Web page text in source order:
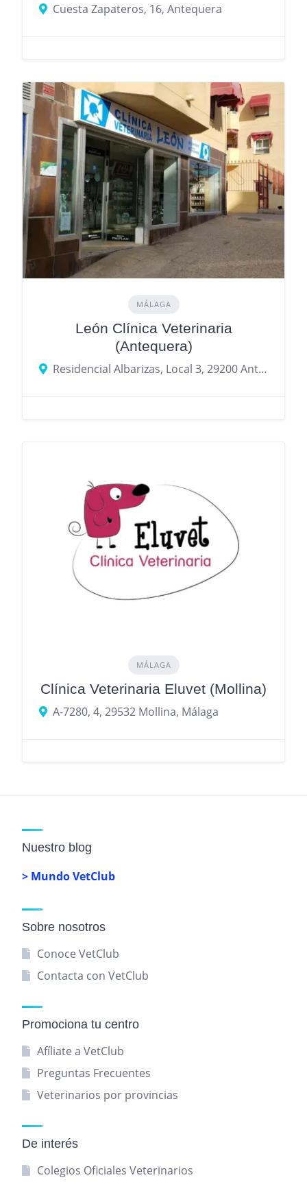
Cuesta Zapateros, 16, Antequera
MÁLAGA
León Clínica Veterinaria
(Antequera)
Residencial Albarizas, Local 3, 29200 Antequera, Málaga
MÁLAGA
Clínica Veterinaria Eluvet (Mollina)
A-7280, 4, 29532 Mollina, Málaga
Nuestro blog
> Mundo VetClub
Sobre nosotros
Conoce VetClub
Contacta con VetClub
Promociona tu centro
Afíliate a VetClub
Preguntas Frecuentes
Veterinarios por provincias
De interés
Colegios Oficiales Veterinarios